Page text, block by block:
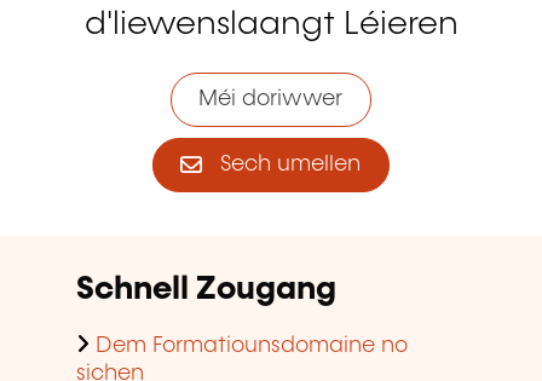
d'liewenslaangt Léieren
Méi doriwwer
Sech umellen
Schnell Zougang
Dem Formatiounsdomaine no
sichen